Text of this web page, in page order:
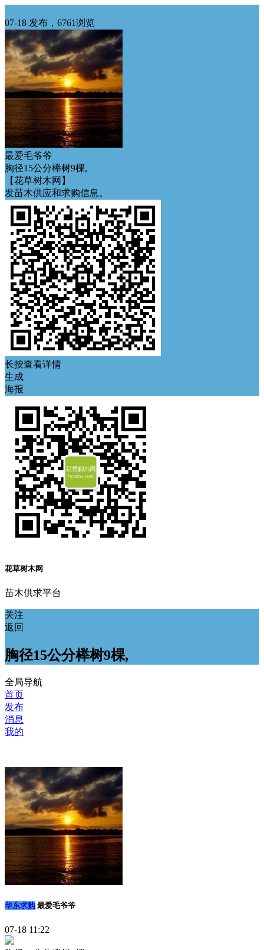
07-18 发布，6761浏览
最爱毛爷爷
胸径15公分榉树9棵,
【花草树木网】
发苗木供应和求购信息。
长按查看详情
生成
海报
花草树木网
苗木供求平台
关注
返回
胸径15公分榉树9棵,
全局导航
首页
发布
消息
我的
华东求购 最爱毛爷爷
07-18 11:22